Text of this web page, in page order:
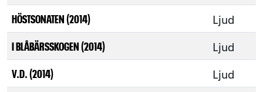
HÖSTSONATEN (2014) Ljud
I BLÅBÄRSSKOGEN (2014) Ljud
V.D. (2014) Ljud